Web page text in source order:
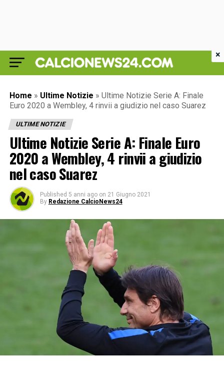
Home » Ultime Notizie » Ultime Notizie Serie A: Finale
Euro 2020 a Wembley, 4 rinvii a giudizio nel caso Suarez
ULTIME NOTIZIE
Ultime Notizie Serie A: Finale Euro
2020 a Wembley, 4 rinvii a giudizio
nel caso Suarez
Published 5 anni ago on 21 Giugno 2021
By Redazione CalcioNews24
×